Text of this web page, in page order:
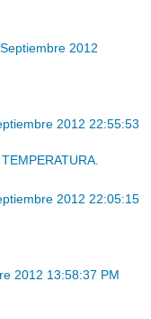
2012
2012 22:55:53
2012 22:05:15
2012 13:58:37 PM